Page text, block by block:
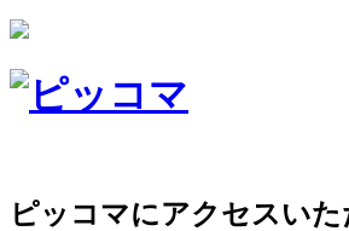
ピッコマにアクセスいた